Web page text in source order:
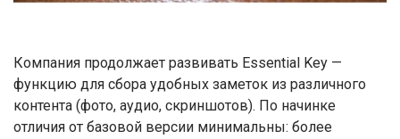
Компания продолжает развивать Essential Key —
функцию для сбора удобных заметок из различного
контента (фото, аудио, скриншотов). По начинке
отличия от базовой версии минимальны: более